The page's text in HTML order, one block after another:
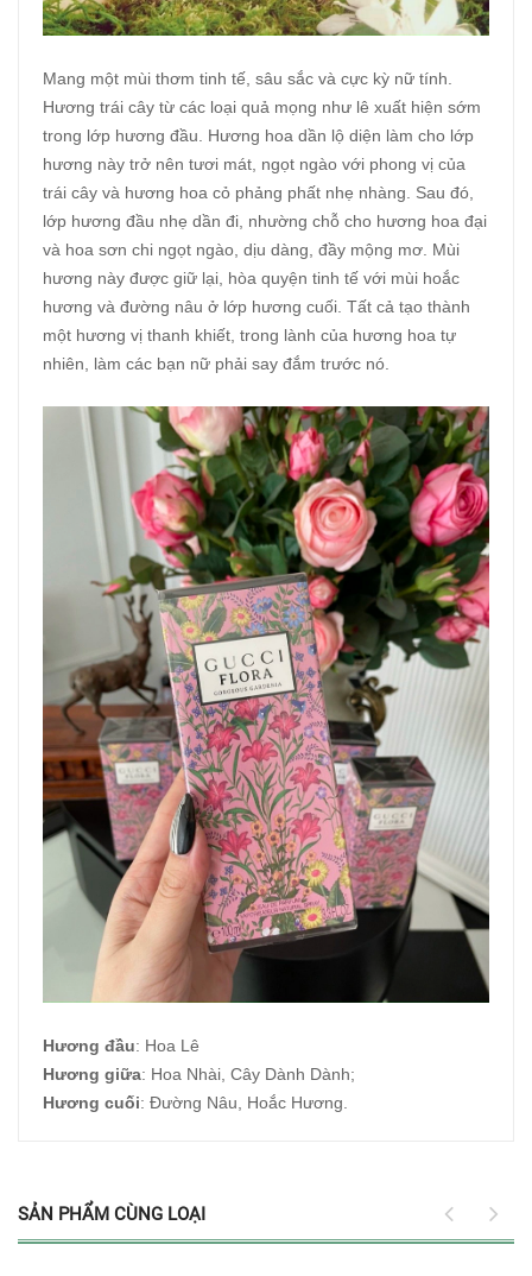
Mang một mùi thơm tinh tế, sâu sắc và cực kỳ nữ tính.
Hương trái cây từ các loại quả mọng như lê xuất hiện sớm
trong lớp hương đầu. Hương hoa dần lộ diện làm cho lớp
hương này trở nên tươi mát, ngọt ngào với phong vị của
trái cây và hương hoa cỏ phảng phất nhẹ nhàng. Sau đó,
lớp hương đầu nhẹ dần đi, nhường chỗ cho hương hoa đại
và hoa sơn chi ngọt ngào, dịu dàng, đầy mộng mơ. Mùi
hương này được giữ lại, hòa quyện tinh tế với mùi hoắc
hương và đường nâu ở lớp hương cuối. Tất cả tạo thành
một hương vị thanh khiết, trong lành của hương hoa tự
nhiên, làm các bạn nữ phải say đắm trước nó.
Hương đầu: Hoa Lê
Hương giữa: Hoa Nhài, Cây Dành Dành;
Hương cuối: Đường Nâu, Hoắc Hương.
SẢN PHẨM CÙNG LOẠI